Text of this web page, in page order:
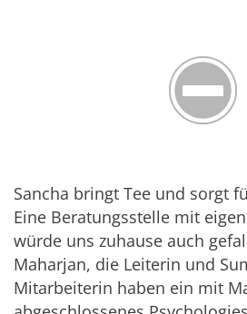
Sancha bringt Tee und sorgt
Eine Beratungsstelle mit
würde uns zuhause auch
Maharjan, die Leiterin und
Mitarbeiterin haben ein mit